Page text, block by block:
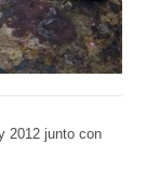
2012 junto con